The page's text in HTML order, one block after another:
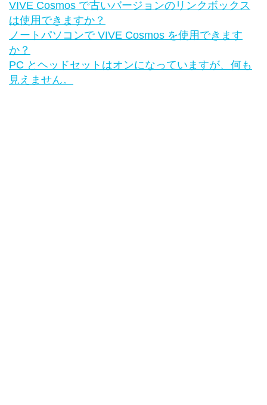
VIVE Cosmos で古いバージョンのリンクボックス
は使用できますか？
ノートパソコンで VIVE Cosmos を使用できます
か？
PC とヘッドセットはオンになっていますが、何も
見えません。